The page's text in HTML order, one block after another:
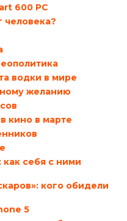
600 PC
водки в мире
желанию
кино в марте
себя с ними
кого обидели
5